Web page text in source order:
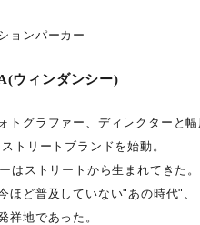
ョンパーカー
ウィンダンシー)
トグラファー、ディレクターと
トリートブランドを始動。
はストリートから生まれてきた。
ほど普及していない"あの時代"
祥地であった。